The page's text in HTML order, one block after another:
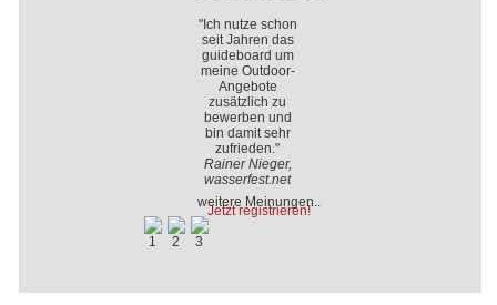
"Ich nutze schon
seit Jahren das
guideboard um
meine Outdoor-
Angebote
zusätzlich zu
bewerben und
bin damit sehr
zufrieden."
Rainer Nieger,
wasserfest.net
Jetzt registrieren!
weitere Meinungen..